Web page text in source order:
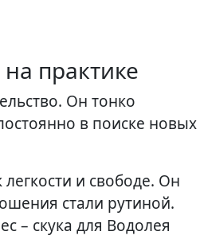
практике
Он тонко
в поиске новых
и свободе. Он
стали рутиной.
– скука для Водолея